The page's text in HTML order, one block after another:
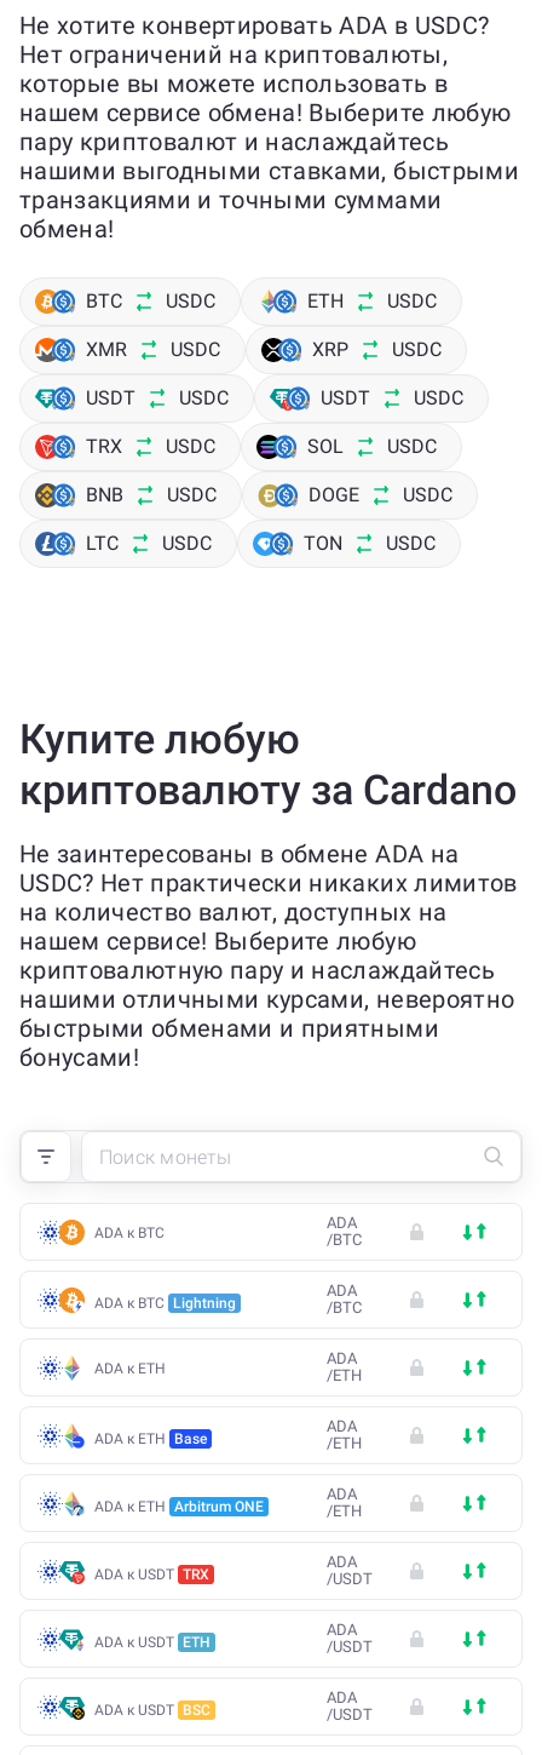
Не хотите конвертировать ADA в USDC?
Нет ограничений на криптовалюты,
которые вы можете использовать в
нашем сервисе обмена! Выберите любую
пару криптовалют и наслаждайтесь
нашими выгодными ставками, быстрыми
транзакциями и точными суммами
обмена!
BTC USDC ETH USDC
XMR USDC XRP USDC
USDT USDC USDT USDC
TRX USDC SOL USDC
BNB USDC DOGE USDC
LTC USDC TON USDC
Купите любую
криптовалюту за Cardano
Не заинтересованы в обмене ADA на
USDC? Нет практически никаких лимитов
на количество валют, доступных на
нашем сервисе! Выберите любую
криптовалютную пару и наслаждайтесь
нашими отличными курсами, невероятно
быстрыми обменами и приятными
бонусами!
ADA к BTC
ADA
/BTC
ADA к BTC Lightning
ADA
/BTC
ADA к ETH
ADA
/ETH
ADA к ETH Base
ADA
/ETH
ADA к ETH Arbitrum ONE
ADA
/ETH
ADA к USDT TRX
ADA
/USDT
ADA к USDT ETH
ADA
/USDT
ADA к USDT BSC
ADA
/USDT